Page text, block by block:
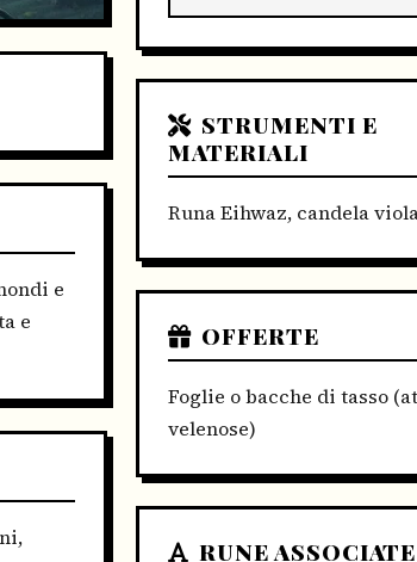
e
e
STRUMENTI E
MATERIALI
Runa Eihwaz, candela
OFFERTE
Foglie o bacche di tasso
velenose)
RUNE ASSOCIATE